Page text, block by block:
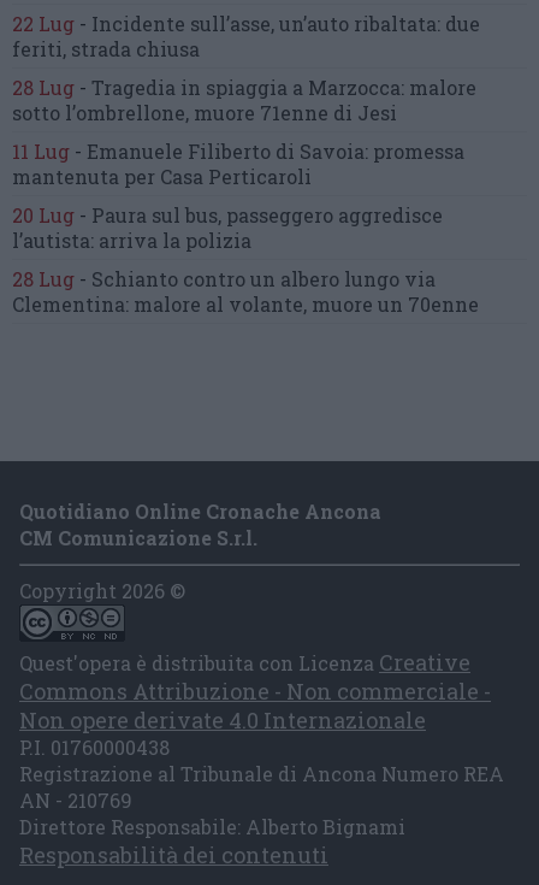
22 Lug - Incidente sull’asse, un’auto ribaltata: due
feriti, strada chiusa
28 Lug - Tragedia in spiaggia a Marzocca: malore
sotto l’ombrellone, muore 71enne di Jesi
11 Lug - Emanuele Filiberto di Savoia: promessa
mantenuta per Casa Perticaroli
20 Lug - Paura sul bus, passeggero aggredisce
l’autista: arriva la polizia
28 Lug - Schianto contro un albero lungo via
Clementina: malore al volante, muore un 70enne
Quotidiano Online Cronache Ancona
CM Comunicazione S.r.l.
Copyright 2026 ©
Quest'opera è distribuita con Licenza Creative
Commons Attribuzione - Non commerciale -
Non opere derivate 4.0 Internazionale
P.I. 01760000438
Registrazione al Tribunale di Ancona Numero REA
AN - 210769
Direttore Responsabile: Alberto Bignami
Responsabilità dei contenuti